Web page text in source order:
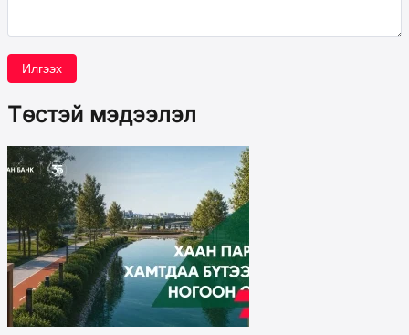
Илгээх
Төстэй мэдээлэл